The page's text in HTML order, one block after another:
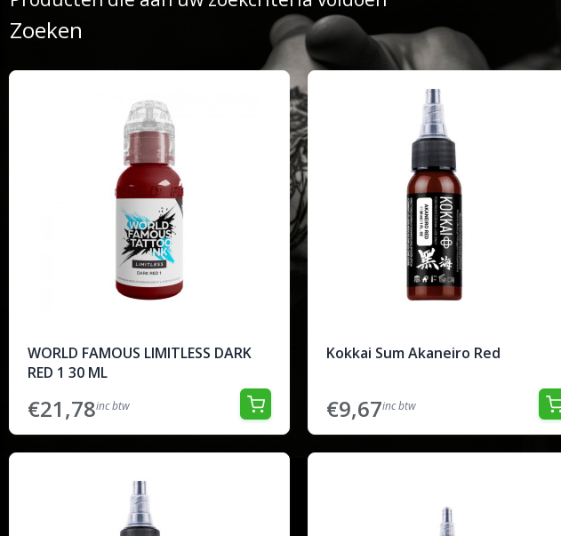
Zoeken
WORLD FAMOUS LIMITLESS DARK
RED 1 30 ML
€21,78inc btw
Kokkai Sum Akaneiro Red
€9,67inc btw